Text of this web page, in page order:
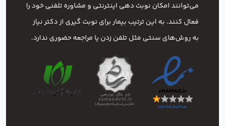
می‌توانند امکان نوبت دهی اینترنتی و مشاوره تلفنی خود را
فعال کنند. به این ترتیب بیمار برای نوبت گیری از دکتر نیاز
به روش‌های سنتی مثل تلفن زدن یا مراجعه حضوری ندارد.